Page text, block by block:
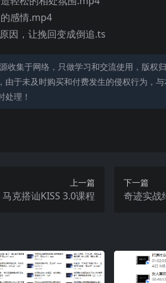
感情.mp4
因，让挽回变成倒追.ts
收集于网络，只做学习和交流使用，版权
由于未及时购买和付费发生的侵权行为，
处理！
上一篇
马克搭讪KISS 3.0课程
下一篇
奇迹实战